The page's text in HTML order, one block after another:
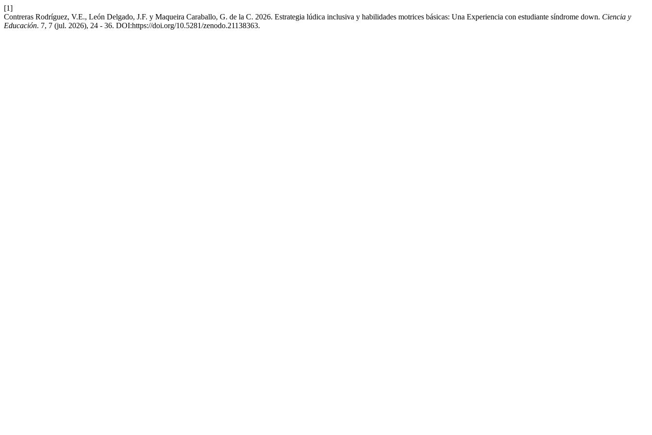
[1]
Contreras Rodríguez, V.E., León Delgado, J.F. y Maqueira Caraballo, G. de la C. 2026. Estrategia lúdica inclusiva y habilidades motrices básicas: Una Experiencia con estudiante síndrome down. Ciencia y
Educación. 7, 7 (jul. 2026), 24 - 36. DOI:https://doi.org/10.5281/zenodo.21138363.